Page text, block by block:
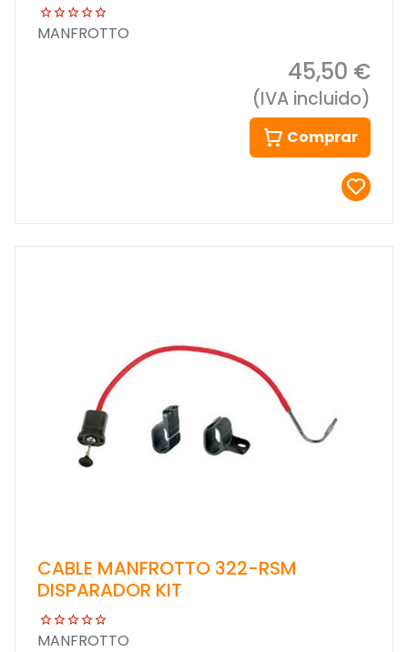
MANFROTTO
45,50 €
(IVA incluido)
Comprar
CABLE MANFROTTO 322-RSM
DISPARADOR KIT
MANFROTTO